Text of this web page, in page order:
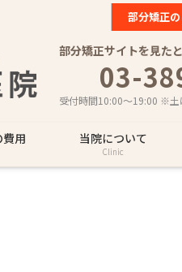
部分矯正
部分矯正サイトを見た
03-
受付時間10:00～19:00 ※
用 当院について
Clinic